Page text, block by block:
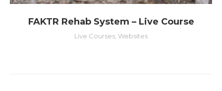
FAKTR Rehab System – Live Course
Live Courses, Websites